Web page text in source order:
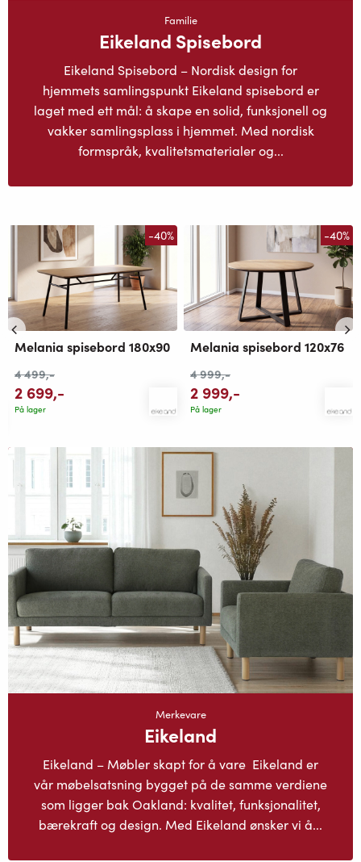
Familie
Eikeland Spisebord
Eikeland Spisebord – Nordisk design for
hjemmets samlingspunkt Eikeland spisebord er
laget med ett mål: å skape en solid, funksjonell og
vakker samlingsplass i hjemmet. Med nordisk
formspråk, kvalitetsmaterialer og...
-40%
Melania spisebord 180x90
4 499,-
2 699,-
På lager
-40%
Melania spisebord 120x76
4 999,-
2 999,-
På lager
Merkevare
Eikeland
Eikeland – Møbler skapt for å vare Eikeland er
vår møbelsatsning bygget på de samme verdiene
som ligger bak Oakland: kvalitet, funksjonalitet,
bærekraft og design. Med Eikeland ønsker vi å...